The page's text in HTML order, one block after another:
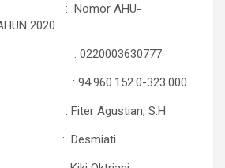
: Nomor AHU-
2020
323.000
: Fiter Agustian, S.H
: Desmiati